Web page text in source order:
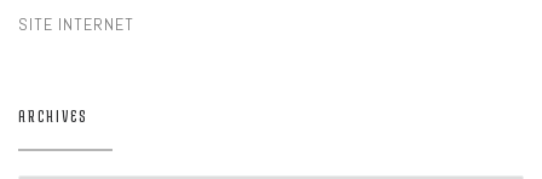
SITE INTERNET
ARCHIVES